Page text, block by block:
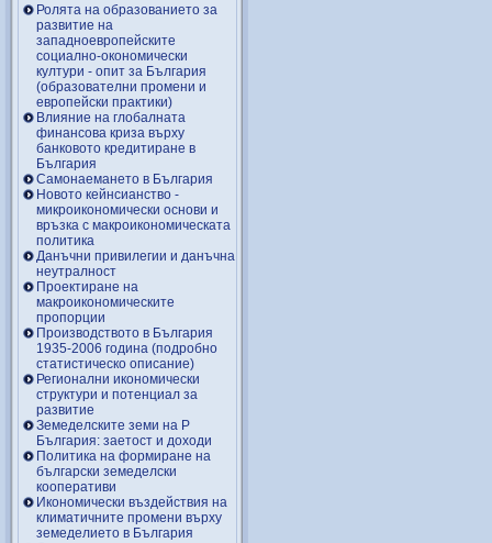
Ролята на образованието за
развитие на
западноевропейските
социално-окономически
култури - опит за България
(образователни промени и
европейски практики)
Влияние на глобалната
финансова криза върху
банковото кредитиране в
България
Самонаемането в България
Новото кейнсианство -
микроикономически основи и
връзка с макроикономическата
политика
Данъчни привилегии и данъчна
неутралност
Проектиране на
макроикономическите
пропорции
Производството в България
1935-2006 година (подробно
статистическо описание)
Регионални икономически
структури и потенциал за
развитие
Земеделските земи на Р
България: заетост и доходи
Политика на формиране на
български земеделски
кооперативи
Икономически въздействия на
климатичните промени върху
земеделието в България